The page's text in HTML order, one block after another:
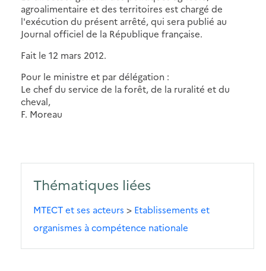
agroalimentaire et des territoires est chargé de
l'exécution du présent arrêté, qui sera publié au
Journal officiel de la République française.
Fait le 12 mars 2012.
Pour le ministre et par délégation :
Le chef du service de la forêt, de la ruralité et du
cheval,
F. Moreau
Thématiques liées
MTECT et ses acteurs > Etablissements et
organismes à compétence nationale